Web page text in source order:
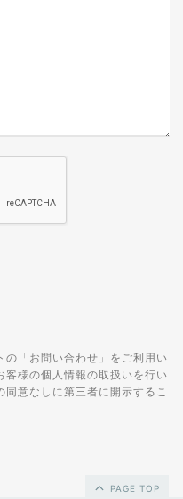
の「お問い合わせ」をご利用い
客様の個人情報の取扱いを行い
意なしに第三者に開示するこ
PAGE TOP